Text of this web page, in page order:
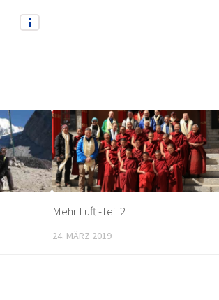
Mehr Luft -Teil 2
24. MÄRZ 2019